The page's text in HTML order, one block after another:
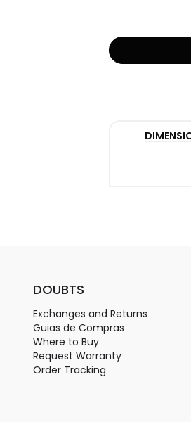
DOUBTS
Exchanges and Returns
Guias de Compras
Where to Buy
Request Warranty
Order Tracking